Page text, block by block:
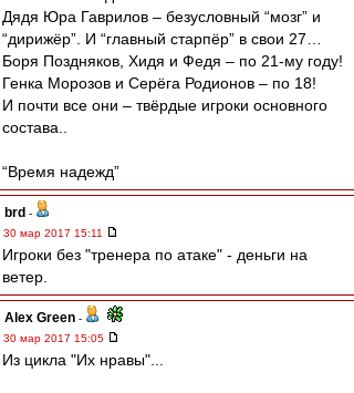
Дядя Юра Гаврилов – безусловный “мозг” и
“дирижёр”. И “главный cтарпёр” в свои 27…
Боря Поздняков, Хидя и Федя – по 21-му году!
Генка Морозов и Серёга Родионов – по 18!
И почти все они – твёрдые игроки основного
состава..
“Время надежд”
brd -
30 мар 2017 15:11
Игроки без "тренера по атаке" - деньги на
ветер.
Alex Green -
30 мар 2017 15:05
Из цикла "Их нравы"...